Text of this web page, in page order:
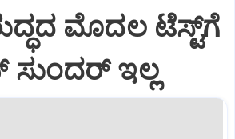
ಮೊದಲ ಟೆಸ್ಟ್‌ಗೆ
ಸುಂದರ್‌ ಇಲ್ಲ